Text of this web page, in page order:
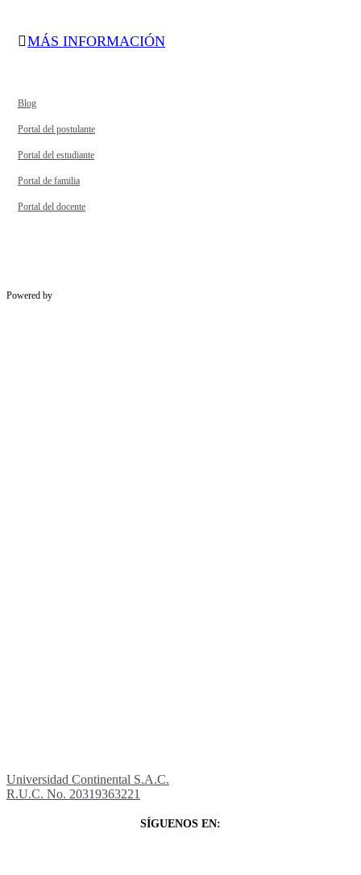
MÁS INFORMACIÓN
Blog
Portal del postulante
Portal del estudiante
Portal de familia
Portal del docente
Powered by
Universidad Continental S.A.C.
R.U.C. No. 20319363221
SÍGUENOS EN: